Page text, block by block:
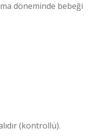
döneminde bebeği
(kontrollü).